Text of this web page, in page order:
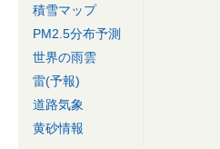
積雪マップ
PM2.5分布予測
世界の雨雲
雷(予報)
道路気象
黄砂情報